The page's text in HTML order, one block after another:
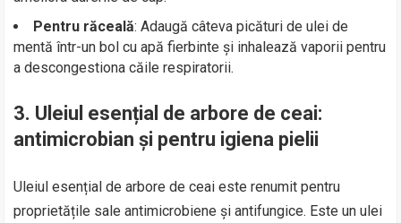
Pentru răceală: Adaugă câteva picături de ulei de
mentă într-un bol cu apă fierbinte și inhalează vaporii pentru
a descongestiona căile respiratorii.
3. Uleiul esențial de arbore de ceai:
antimicrobian și pentru igiena pielii
Uleiul esențial de arbore de ceai este renumit pentru
proprietățile sale antimicrobiene și antifungice. Este un ulei